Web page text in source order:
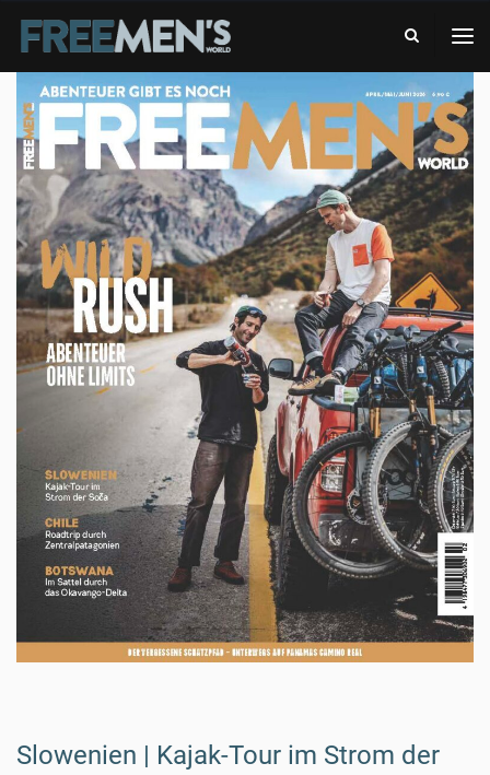
DAS
ABENTEUERMAGAZIN
Slowenien | Kajak-Tour im Strom der